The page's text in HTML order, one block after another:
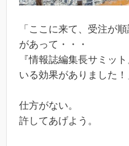
「ここに来て、受注が
があって・・・
『情報誌編集長サミッ
いる効果がありました！
仕方がない。
許してあげよう。